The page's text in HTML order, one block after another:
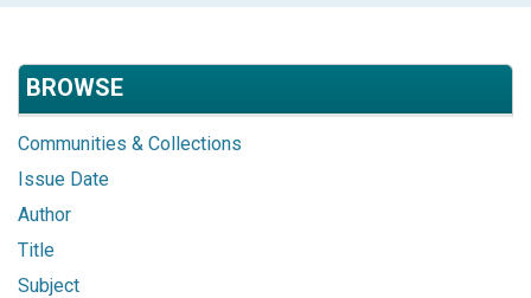
BROWSE
Communities & Collections
Issue Date
Author
Title
Subject